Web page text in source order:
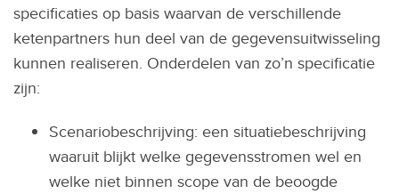
specificaties op basis waarvan de verschillende
ketenpartners hun deel van de gegevensuitwisseling
kunnen realiseren. Onderdelen van zo’n specificatie
zijn:
Scenariobeschrijving: een situatiebeschrijving
waaruit blijkt welke gegevensstromen wel en
welke niet binnen scope van de beoogde